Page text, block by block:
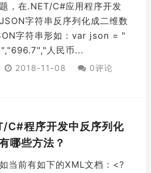
，在.NET/C#应用程序开发
字符串反序列化成二维数
字符串形如：var json = "
人民币...
2018-11-08
0评论
C#程序开发中反序列化
哪些方法？
当前有如下的XML文档：<?